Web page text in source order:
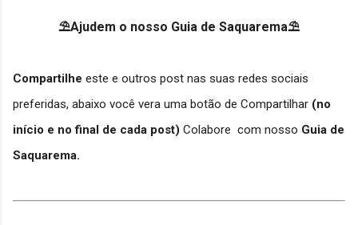
⛱Ajudem o nosso Guia de Saquarema⛱
Compartilhe este e outros post nas suas redes sociais
preferidas, abaixo você vera uma botão de Compartilhar (no
início e no final de cada post) Colabore com nosso Guia de
Saquarema.